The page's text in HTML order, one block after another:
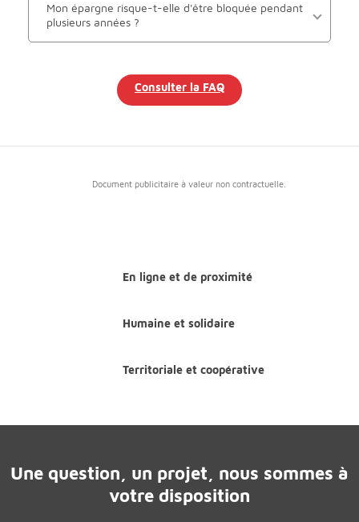
Mon épargne risque-t-elle d'être bloquée pendant
plusieurs années ?
Consulter la FAQ
Document publicitaire à valeur non contractuelle.
En ligne et de proximité
Humaine et solidaire
Territoriale et coopérative
Une question, un projet, nous sommes à
votre disposition